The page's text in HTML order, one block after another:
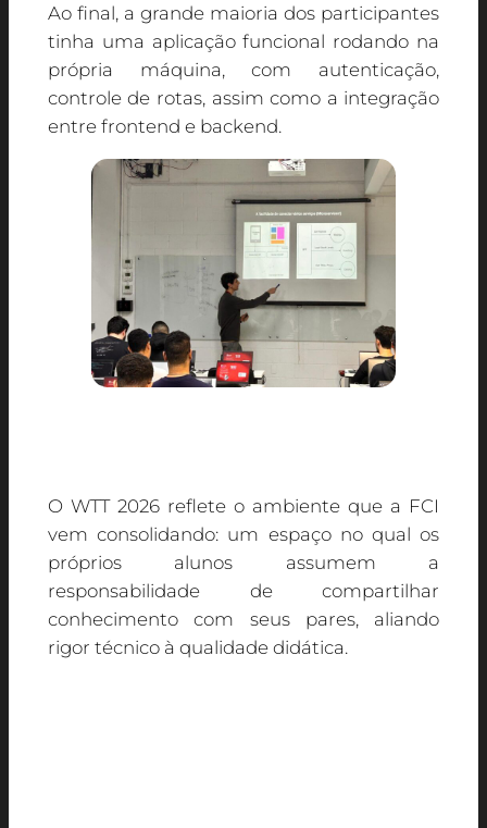
Ao final, a grande maioria dos participantes
tinha uma aplicação funcional rodando na
própria máquina, com autenticação,
controle de rotas, assim como a integração
entre frontend e backend.
O WTT 2026 reflete o ambiente que a FCI
vem consolidando: um espaço no qual os
próprios alunos assumem a
responsabilidade de compartilhar
conhecimento com seus pares, aliando
rigor técnico à qualidade didática.